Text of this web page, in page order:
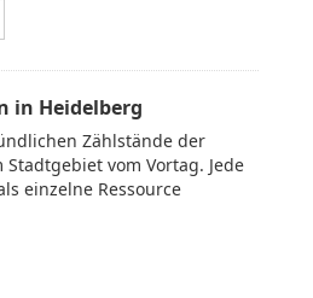
in Heidelberg
Zählstände der
vom Vortag. Jede
einzelne Ressource